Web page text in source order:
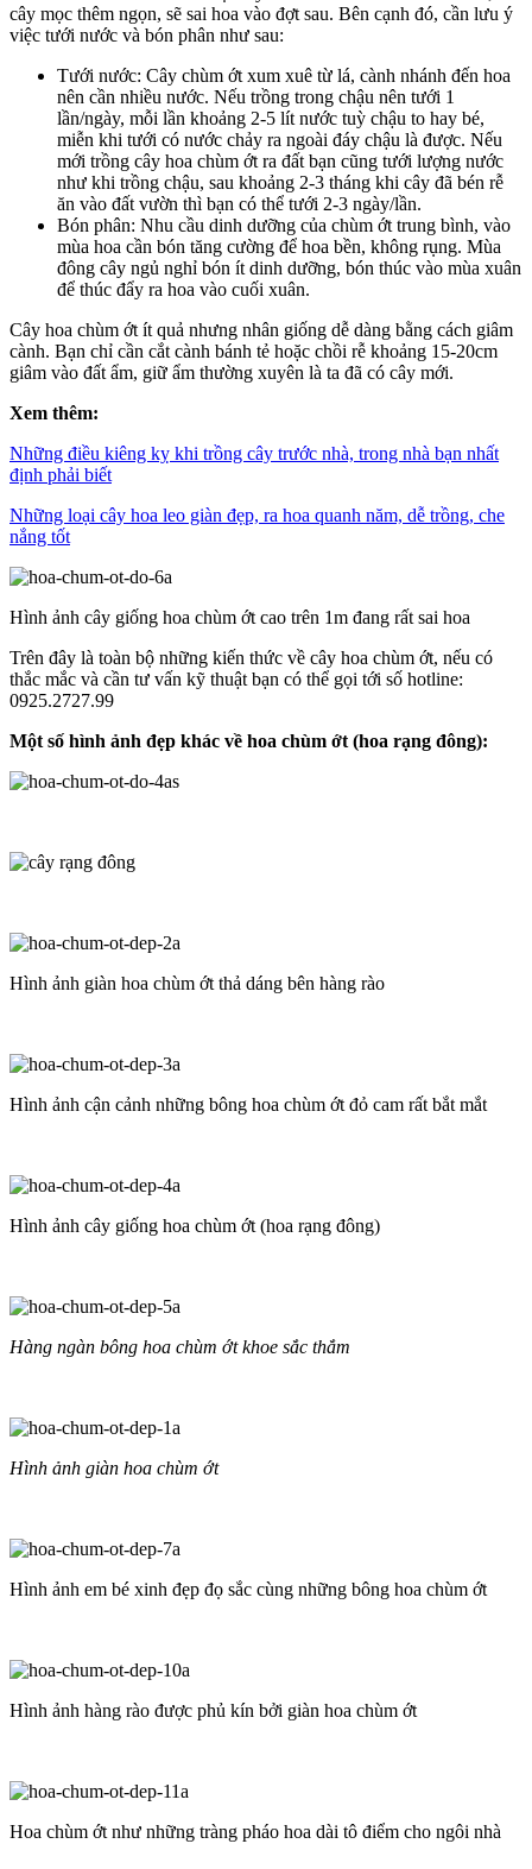
cây mọc thêm ngọn, sẽ sai hoa vào đợt sau. Bên cạnh đó, cần lưu ý
việc tưới nước và bón phân như sau:
Tưới nước: Cây chùm ớt xum xuê từ lá, cành nhánh đến hoa
nên cần nhiều nước. Nếu trồng trong chậu nên tưới 1
lần/ngày, mỗi lần khoảng 2-5 lít nước tuỳ chậu to hay bé,
miễn khi tưới có nước chảy ra ngoài đáy chậu là được. Nếu
mới trồng cây hoa chùm ớt ra đất bạn cũng tưới lượng nước
như khi trồng chậu, sau khoảng 2-3 tháng khi cây đã bén rễ
ăn vào đất vườn thì bạn có thể tưới 2-3 ngày/lần.
Bón phân: Nhu cầu dinh dưỡng của chùm ớt trung bình, vào
mùa hoa cần bón tăng cường để hoa bền, không rụng. Mùa
đông cây ngủ nghỉ bón ít dinh dưỡng, bón thúc vào mùa xuân
để thúc đẩy ra hoa vào cuối xuân.
Cây hoa chùm ớt ít quả nhưng nhân giống dễ dàng bằng cách giâm
cành. Bạn chỉ cần cắt cành bánh tẻ hoặc chồi rễ khoảng 15-20cm
giâm vào đất ẩm, giữ ẩm thường xuyên là ta đã có cây mới.
Xem thêm:
Những điều kiêng kỵ khi trồng cây trước nhà, trong nhà bạn nhất
định phải biết
Những loại cây hoa leo giàn đẹp, ra hoa quanh năm, dễ trồng, che
nắng tốt
Hình ảnh cây giống hoa chùm ớt cao trên 1m đang rất sai hoa
Trên đây là toàn bộ những kiến thức về cây hoa chùm ớt, nếu có
thắc mắc và cần tư vấn kỹ thuật bạn có thể gọi tới số hotline:
0925.2727.99
Một số hình ảnh đẹp khác về hoa chùm ớt (hoa rạng đông):
Hình ảnh giàn hoa chùm ớt thả dáng bên hàng rào
Hình ảnh cận cảnh những bông hoa chùm ớt đỏ cam rất bắt mắt
Hình ảnh cây giống hoa chùm ớt (hoa rạng đông)
Hàng ngàn bông hoa chùm ớt khoe sắc thắm
Hình ảnh giàn hoa chùm ớt
Hình ảnh em bé xinh đẹp đọ sắc cùng những bông hoa chùm ớt
Hình ảnh hàng rào được phủ kín bởi giàn hoa chùm ớt
Hoa chùm ớt như những tràng pháo hoa dài tô điểm cho ngôi nhà